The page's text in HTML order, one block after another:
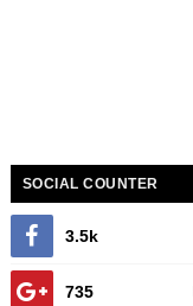
SOCIAL COUNTER
3.5k
735